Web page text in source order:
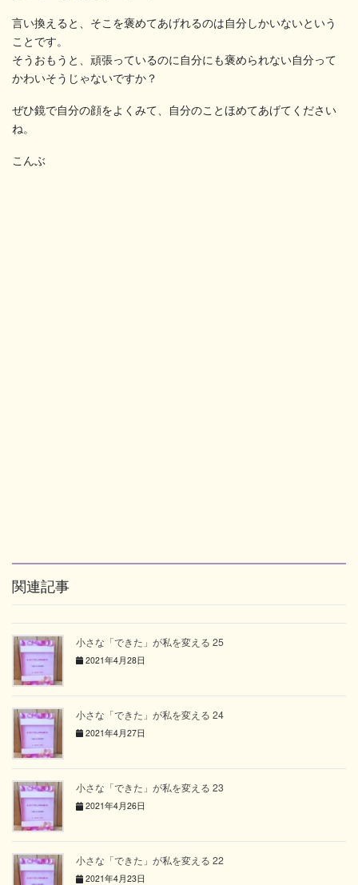
言い換えると、そこを褒めてあげれるのは自分しかいないという
ことです。
そうおもうと、頑張っているのに自分にも褒められない自分って
かわいそうじゃないですか？
ぜひ鏡で自分の顔をよくみて、自分のことほめてあげてください
ね。
こんぶ
関連記事
小さな「できた」が私を変える 25
2021年4月28日
小さな「できた」が私を変える 24
2021年4月27日
小さな「できた」が私を変える 23
2021年4月26日
小さな「できた」が私を変える 22
2021年4月23日